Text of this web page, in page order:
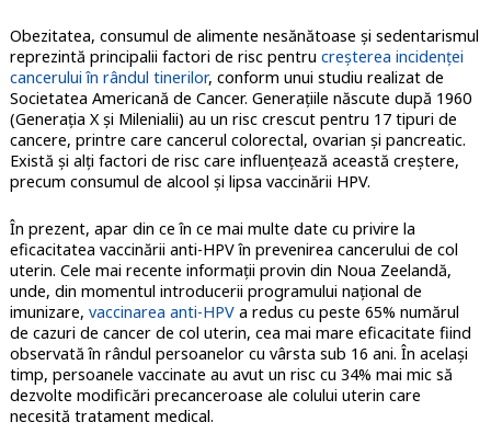
Obezitatea, consumul de alimente nesănătoase și sedentarismul
reprezintă principalii factori de risc pentru creșterea incidenței
cancerului în rândul tinerilor, conform unui studiu realizat de
Societatea Americană de Cancer. Generațiile născute după 1960
(Generația X și Milenialii) au un risc crescut pentru 17 tipuri de
cancere, printre care cancerul colorectal, ovarian și pancreatic.
Există și alți factori de risc care influențează această creștere,
precum consumul de alcool și lipsa vaccinării HPV.
În prezent, apar din ce în ce mai multe date cu privire la
eficacitatea vaccinării anti-HPV în prevenirea cancerului de col
uterin. Cele mai recente informații provin din Noua Zeelandă,
unde, din momentul introducerii programului național de
imunizare, vaccinarea anti-HPVa redus cu peste 65% numărul
de cazuri de cancer de col uterin, cea mai mare eficacitate fiind
observată în rândul persoanelor cu vârsta sub 16 ani. În același
timp, persoanele vaccinate au avut un risc cu 34% mai mic să
dezvolte modificări precanceroase ale colului uterin care
necesită tratament medical.